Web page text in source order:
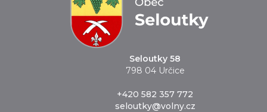
Seloutky 58
798 04 Určice
+420 582 357 772
seloutky@volny.cz